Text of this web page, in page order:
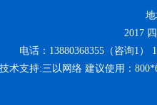
2017
电话：13880368355（咨询1）
术支持:三以网络 建议使用：